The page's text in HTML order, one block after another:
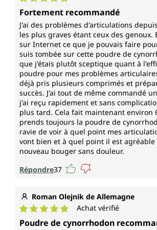
Note moyenne de 5 sur 5 étoiles
Fortement recommandé
J'ai des problèmes d'articulations
les plus graves étant ceux des genoux.
sur Internet ce que je pouvais faire
suis tombée sur cette poudre de
que j'étais plutôt sceptique quant à
poudre pour mes problèmes
déjà pris plusieurs comprimés et
succès. J'ai tout de même commandé
j'ai reçu rapidement et sans
plus tard. Cela fait maintenant environ
prends toujours la poudre de
ravie de voir à quel point mes
vont bien et à quel point il est agréable
nouveau bouger sans douleur.
Répondre37
Roman Olejnik de Allemagne
Note moyenne de 5 sur 5 étoiles
Achat vérifié
Poudre de cynorrhodon